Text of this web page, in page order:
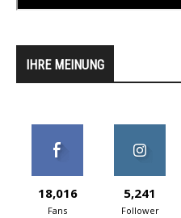
IHRE MEINUNG
18,016
Fans
5,241
Follower